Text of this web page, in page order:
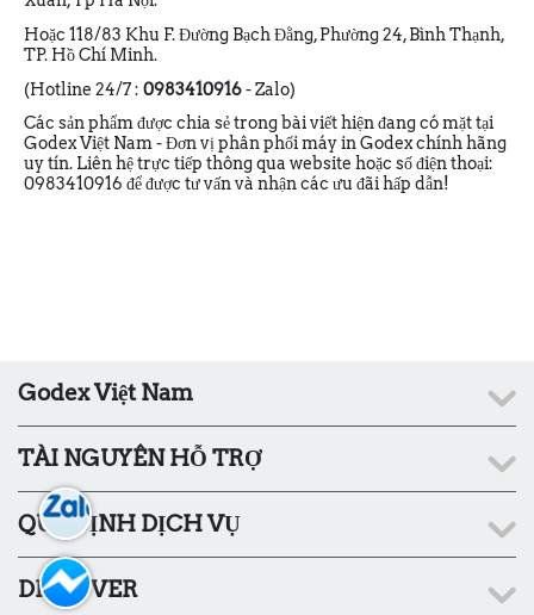
Hoặc 118/83 Khu F. Đường Bạch Đằng, Phường 24, Bình Thạnh,
TP. Hồ Chí Minh.
(Hotline 24/7 : 0983410916- Zalo)
Các sản phẩm được chia sẻ trong bài viết hiện đang có mặt tại
Godex Việt Nam - Đơn vị phân phối máy in Godex chính hãng
uy tín. Liên hệ trực tiếp thông qua website hoặc số điện thoại:
0983410916 để được tư vấn và nhận các ưu đãi hấp dẫn!
Godex Việt Nam
TÀI NGUYÊN HỖ TRỢ
QUY ĐỊNH DỊCH VỤ
DISCOVER